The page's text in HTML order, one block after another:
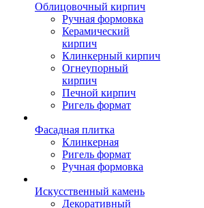
Облицовочный кирпич
Ручная формовка
Керамический
кирпич
Клинкерный кирпич
Огнеупорный
кирпич
Печной кирпич
Ригель формат
Фасадная плитка
Клинкерная
Ригель формат
Ручная формовка
Искусственный камень
Декоративный